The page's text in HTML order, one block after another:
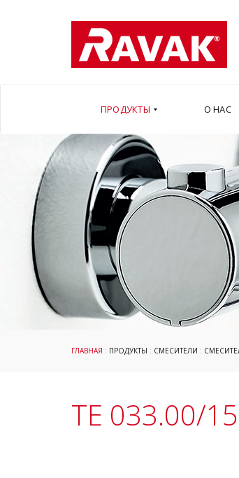
ПРОДУКТЫ О НАС
ГЛАВНАЯ : ПРОДУКТЫ : СМЕСИТЕЛИ :
TE 033.00/